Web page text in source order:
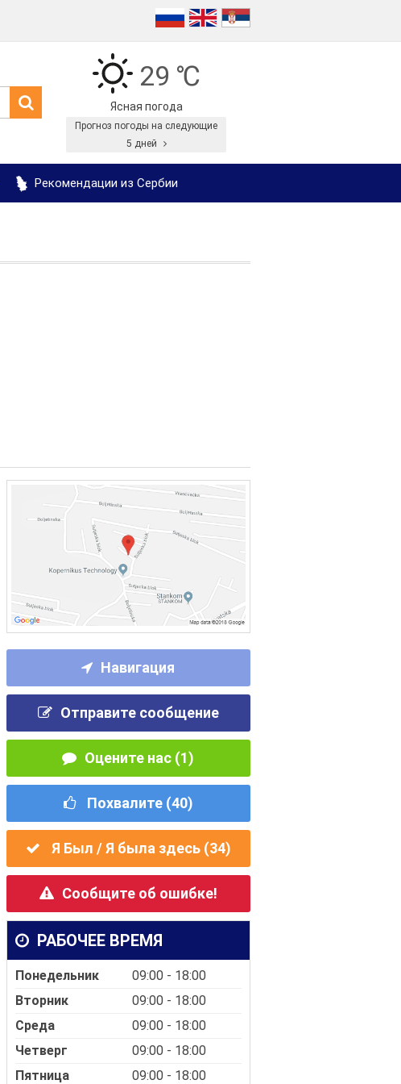
29 ℃
Ясная погода
Прогноз погоды на следующие
5 дней
Рекомендации из Сербии
Навигация
Отправите сообщение
Оцените нас (1)
Похвалите (40)
Я Был / Я была здесь (34)
Сообщите об ошибке!
РАБОЧЕЕ ВРЕМЯ
Понедельник
09:00 - 18:00
Вторник
09:00 - 18:00
Среда
09:00 - 18:00
Четверг
09:00 - 18:00
Пятница
09:00 - 18:00